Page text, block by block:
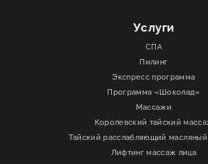
Услуги
СПА
Пилинг
Экспресс программа
Программа «Шоколад»
Массажи
Королевский тайский
Тайский расслабляющий
Лифтинг массаж лица